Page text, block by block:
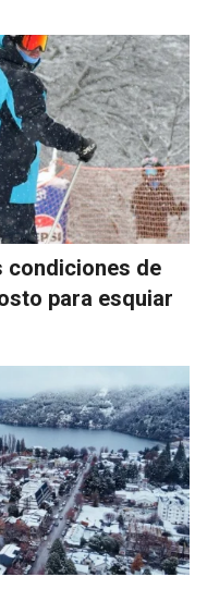
condiciones de
para esquiar